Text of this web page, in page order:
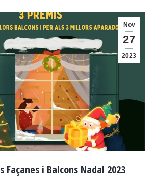
Nov
27
2023
Façanes i Balcons Nadal 2023